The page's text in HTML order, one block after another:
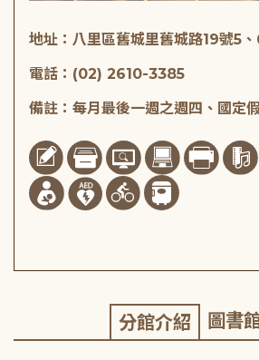
地址：八里區舊城里舊城路19號5
電話：(02) 2610-3385
備註：每月最後一週之週四、國定
分館介紹 圖書